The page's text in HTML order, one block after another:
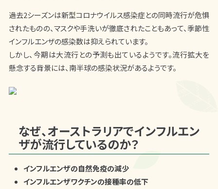
過去2シーズンは新型コロナウイルス感染症との同時流行が危惧
されたものの、マスクや手洗いが徹底されたこともあって、季節性
インフルエンザの感染数は抑えられています。
しかし、今期は大流行との予測も出ているようです。流行拡大を
懸念する背景には、南半球の感染状況があるようです。
なぜ、オーストラリアでインフルエン
ザが流行しているのか？
インフルエンザの自然免疫の減少
インフルエンザワクチンの接種率の低下